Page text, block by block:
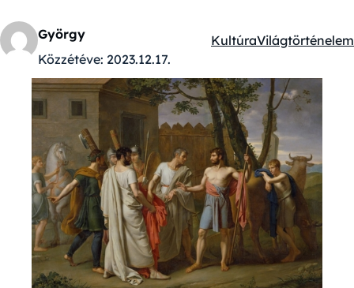
György
Közzétéve: 2023.12.17.
Kategóriák:
KultúraVilágtörténelem